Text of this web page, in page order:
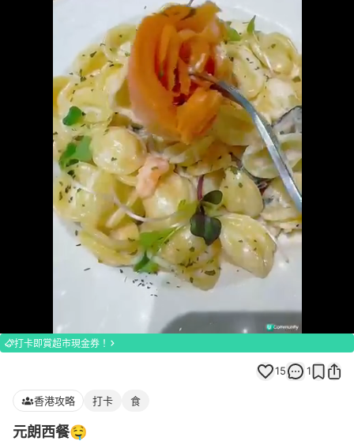
Loaded
100.00%
打卡即賞超市現金券！
15 1
香港攻略 打卡 食
元朗西餐🤤